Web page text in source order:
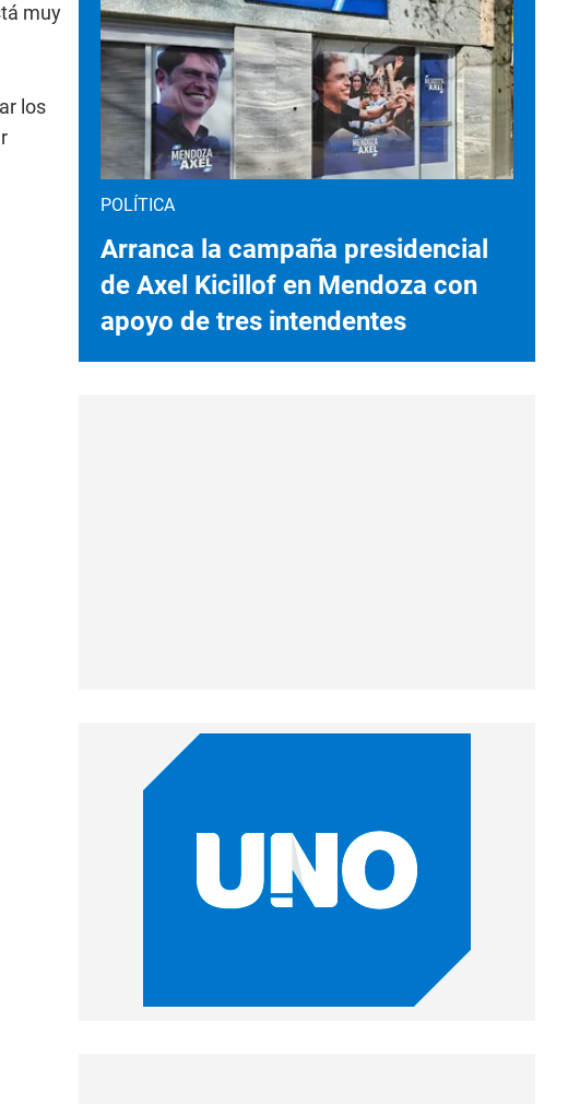
muy
los
POLÍTICA
Arranca la campaña presidencial
de Axel Kicillof en Mendoza con
apoyo de tres intendentes